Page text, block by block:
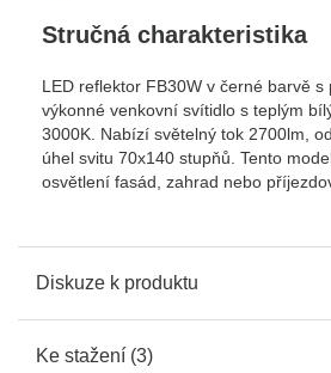
Stručná charakteristika
LED reflektor FB30W v černé barvě
výkonné venkovní svítidlo s teplým
3000K. Nabízí světelný tok 2700lm,
úhel svitu 70x140 stupňů. Tento
osvětlení fasád, zahrad nebo
Diskuze k produktu
Ke stažení (3)